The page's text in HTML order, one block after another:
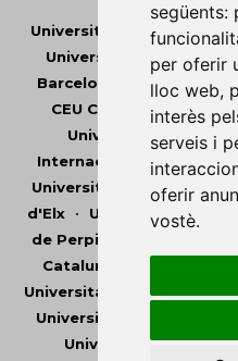
següents:
per oferir
lloc web,
interès
serveis i
oferir
vostè.
Universitat Abat Oliba CEU
Universitat d'Andorra •
Barcelona
Universitat
CEU Cardenal Herrera
•
Universitat de les
Internacional de
Universitat de Lleida
d'Elx• Universitat Oberta
de Perpinyà Via Domitia
Catalunya
Universitat Pompeu Fabra
Universitat Rovira i Virgili
Universitat de